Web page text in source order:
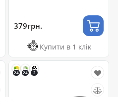
379грн.
Купити в 1 клік
24 24 2